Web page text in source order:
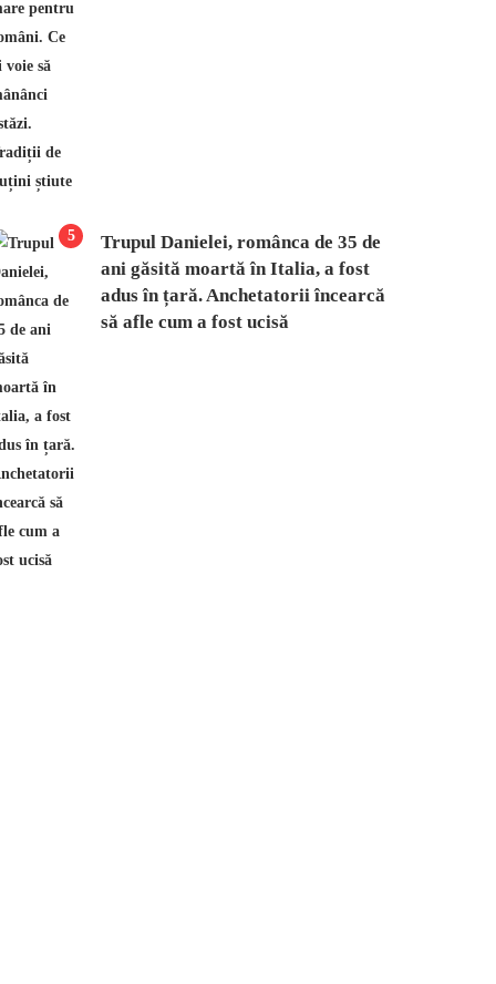
5
Trupul Danielei, românca de 35 de
ani găsită moartă în Italia, a fost
adus în țară. Anchetatorii încearcă
să afle cum a fost ucisă